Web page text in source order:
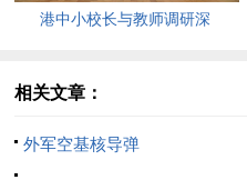
港中小校长与教师调研深
课堂新路径。
相关文章：
外军空基核导弹